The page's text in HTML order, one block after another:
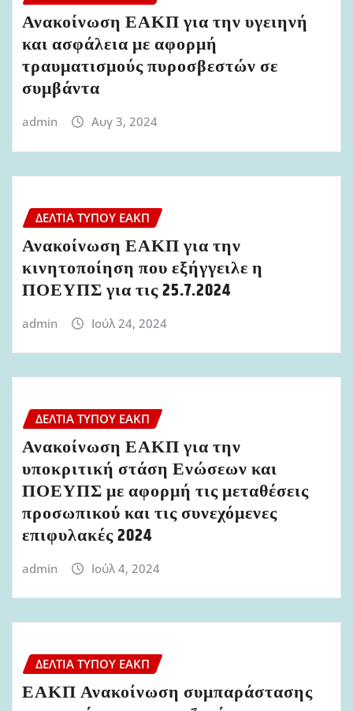
Ανακοίνωση ΕΑΚΠ για την υγειηνή
και ασφάλεια με αφορμή
τραυματισμούς πυροσβεστών σε
συμβάντα
admin Αυγ 3, 2024
ΔΕΛΤΊΑ ΤΎΠΟΥ ΕΑΚΠ
Ανακοίνωση ΕΑΚΠ για την
κινητοποίηση που εξήγγειλε η
ΠΟΕΥΠΣ για τις 25.7.2024
admin Ιούλ 24, 2024
ΔΕΛΤΊΑ ΤΎΠΟΥ ΕΑΚΠ
Ανακοίνωση ΕΑΚΠ για την
υποκριτική στάση Ενώσεων και
ΠΟΕΥΠΣ με αφορμή τις μεταθέσεις
προσωπικού και τις συνεχόμενες
επιφυλακές 2024
admin Ιούλ 4, 2024
ΔΕΛΤΊΑ ΤΎΠΟΥ ΕΑΚΠ
ΕΑΚΠ Ανακοίνωση συμπαράστασης